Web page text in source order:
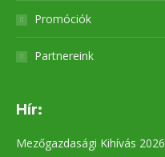
Promóciók
Partnereink
Hír:
Mezőgazdasági Kihívás 2026